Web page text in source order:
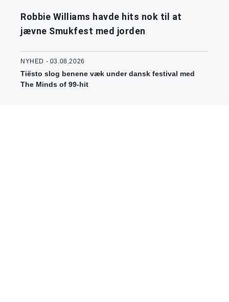
Robbie Williams havde hits nok til at
jævne Smukfest med jorden
NYHED - 03.08.2026
Tiësto slog benene væk under dansk festival med
The Minds of 99-hit